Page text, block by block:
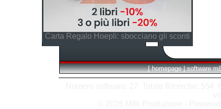
Carta Regalo Hoepli: sbocciano gli sconti
[ homepage | software